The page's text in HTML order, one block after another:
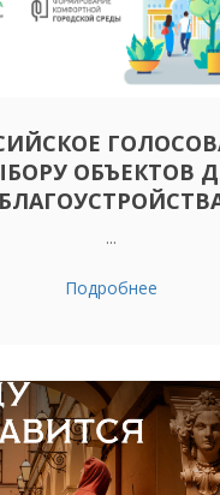
ОБЪЕКТОВ
...
Подробнее